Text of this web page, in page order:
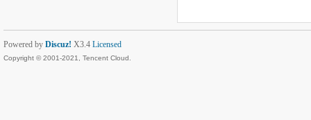
Powered by Discuz! X3.4 Licensed
Copyright © 2001-2021, Tencent Cloud.